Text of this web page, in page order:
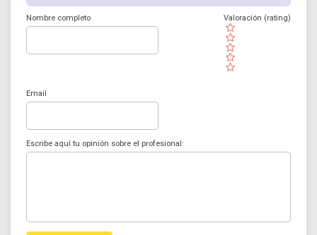
Nombre completo
( )
( )
( )
( )
( )
Valoración (rating)
Email
Escribe aquí tu opinión sobre el profesional: